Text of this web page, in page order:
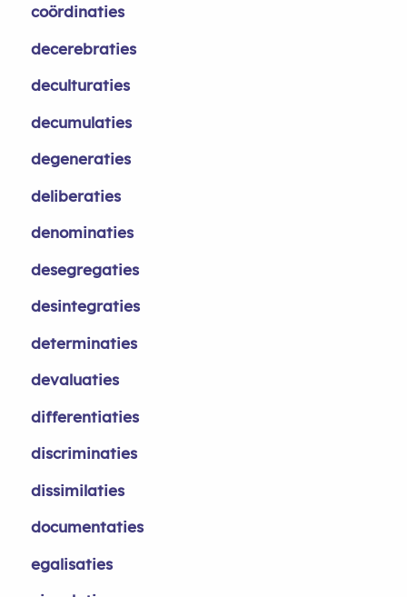
coördinaties
decerebraties
deculturaties
decumulaties
degeneraties
deliberaties
denominaties
desegregaties
desintegraties
determinaties
devaluaties
differentiaties
discriminaties
dissimilaties
documentaties
egalisaties